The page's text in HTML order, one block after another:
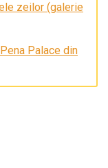
zeilor (galerie
Palace din